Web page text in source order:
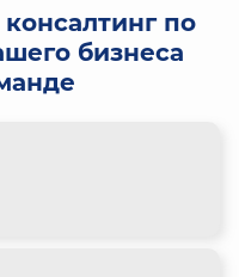
по
бизнеса